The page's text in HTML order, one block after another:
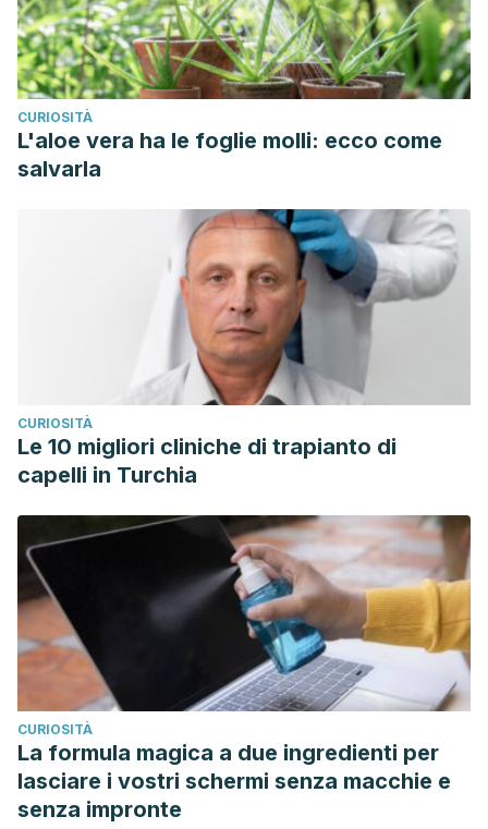
CURIOSITÀ
L'aloe vera ha le foglie molli: ecco come
salvarla
CURIOSITÀ
Le 10 migliori cliniche di trapianto di
capelli in Turchia
CURIOSITÀ
La formula magica a due ingredienti per
lasciare i vostri schermi senza macchie e
senza impronte